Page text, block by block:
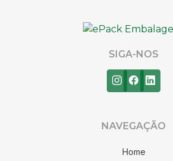
SIGA-NOS
NAVEGAÇÃO
Home